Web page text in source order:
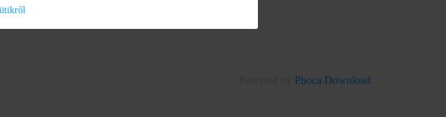
Phoca Download